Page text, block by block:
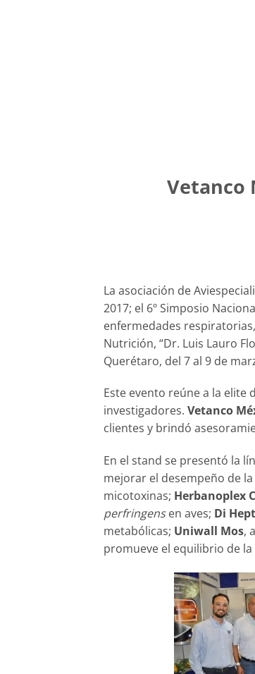
Vetanco
La asociación de
2017; el 6º Simposio
enfermedades
Nutrición, “Dr. Luis Lauro
Querétaro, del 7 al 9 de
Este evento reúne a la elite
investigadores. Vetanco
clientes y brindó
En el stand se presentó la
mejorar el desempeño de
micotoxinas; Herbanoplex
perfringensen aves; Di
metabólicas; Uniwall Mos,
promueve el equilibrio de